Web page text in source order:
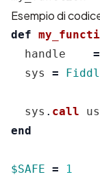
Esempio di
def
handle
=
sys
=
sys . call
end
$SAFE =
1